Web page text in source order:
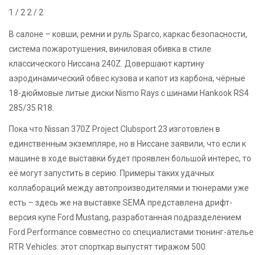
1 / 22/ 2
В салоне – ковши, ремни и руль Sparco, каркас безопасности,
система пожаротушения, виниловая обивка в стиле
классического Ниссана 240Z. Довершают картину
аэродинамический обвес кузова и капот из карбона, чёрные
18-дюймовые литые диски Nismo Rays с шинами Hankook RS4
285/35 R18.
Пока что Nissan 370Z Project Clubsport 23 изготовлен в
единственным экземпляре, но в Ниссане заявили, что если к
машине в ходе выставки будет проявлен большой интерес, то
её могут запустить в серию. Примеры таких удачных
коллабораций между автопроизводителями и тюнерами уже
есть – здесь же на выставке SEMA представлена дрифт-
версия купе Ford Mustang, разработанная подразделением
Ford Performance совместно со специалистами тюнинг-ателье
RTR Vehicles: этот спорткар выпустят тиражом 500